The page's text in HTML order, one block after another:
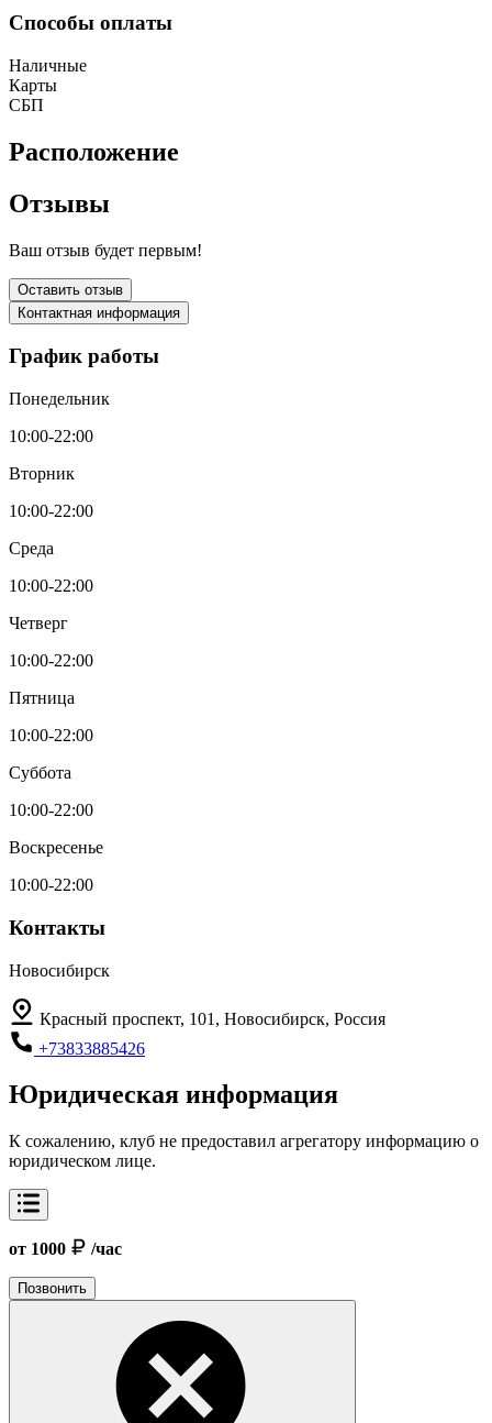
Способы оплаты
Наличные
Карты
СБП
Расположение
Отзывы
Ваш отзыв будет первым!
Оставить отзыв
Контактная информация
График работы
Понедельник
10:00-22:00
Вторник
10:00-22:00
Среда
10:00-22:00
Четверг
10:00-22:00
Пятница
10:00-22:00
Суббота
10:00-22:00
Воскресенье
10:00-22:00
Контакты
Новосибирск
Красный проспект, 101, Новосибирск, Россия
+73833885426
Юридическая информация
К сожалению, клуб не предоставил агрегатору информацию о
юридическом лице.
от 1000 /час
Позвонить